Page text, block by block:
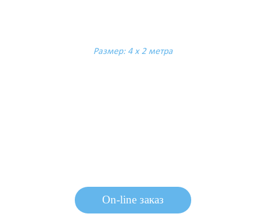
Размер: 4 х 2 метра
On-line заказ
On-line заказ
On-line заказ